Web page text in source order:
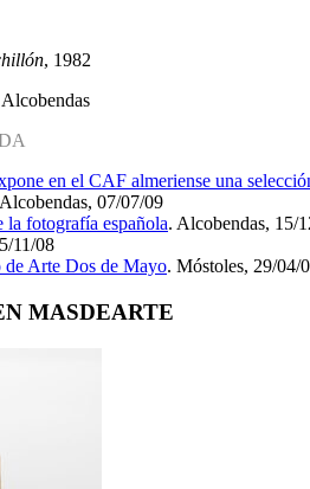
, 1982
en el CAF almeriense una
07/07/09
la fotografía española. Alcobendas, 15/
11/08
de Arte Dos de Mayo. Móstoles, 29/04/
MASDEARTE